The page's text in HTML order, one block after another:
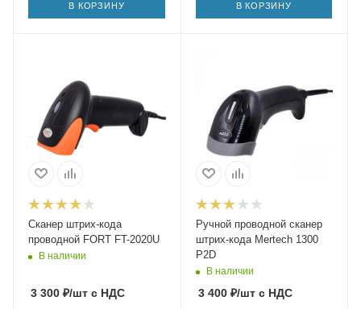
В КОРЗИНУ В КОРЗИНУ
Сканер штрих-кода
проводной FORT FT-2020U
В наличии
3 300 ₽/шт с НДС
Ручной проводной сканер
штрих-кода Mertech 1300
P2D
В наличии
3 400₽/штс НДС